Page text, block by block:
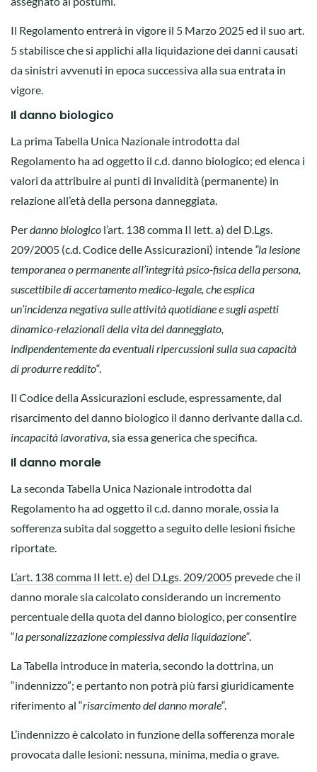
Il Regolamento entrerà in vigore il 5 Marzo 2025 ed il suo art.
5 stabilisce che si applichi alla liquidazione dei danni causati
da sinistri avvenuti in epoca successiva alla sua entrata in
vigore.
Il danno biologico
La prima Tabella Unica Nazionale introdotta dal
Regolamento ha ad oggetto il c.d. danno biologico; ed elenca i
valori da attribuire ai punti di invalidità (permanente) in
relazione all’età della persona danneggiata.
Perdanno biologico l’art. 138 comma II lett. a) del D.Lgs.
209/2005 (c.d. Codice delle Assicurazioni) intende “la lesione
temporanea o permanente all’integrità psico-fisica della persona,
suscettibile di accertamento medico-legale, che esplica
un’incidenza negativa sulle attività quotidiane e sugli aspetti
dinamico-relazionali della vita del danneggiato,
indipendentemente da eventuali ripercussioni sulla sua capacità
di produrre reddito“.
Il Codice della Assicurazioni esclude, espressamente, dal
risarcimento del danno biologico il danno derivante dalla c.d.
incapacità lavorativa, sia essa generica che specifica.
Il danno morale
La seconda Tabella Unica Nazionale introdotta dal
Regolamento ha ad oggetto il c.d. danno morale, ossia la
sofferenza subita dal soggetto a seguito delle lesioni fisiche
riportate.
L’art. 138 comma II lett. e) del D.Lgs. 209/2005 prevede che il
danno morale sia calcolato considerando un incremento
percentuale della quota del danno biologico, per consentire
“la personalizzazione complessiva della liquidazione“.
La Tabella introduce in materia, secondo la dottrina, un
“indennizzo”; e pertanto non potrà più farsi giuridicamente
riferimento al “risarcimento del danno morale“.
L’indennizzo è calcolato in funzione della sofferenza morale
provocata dalle lesioni: nessuna, minima, media o grave.